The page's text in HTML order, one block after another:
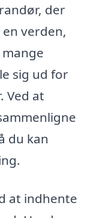
der
verden,
sig ud for
Ved at
du kan
at indhente